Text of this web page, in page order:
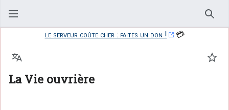
le serveur coûte cher : faites un don !
💳
La Vie ouvrière
Langue